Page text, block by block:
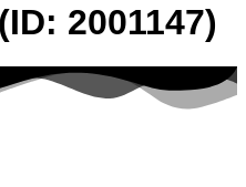
2001147)